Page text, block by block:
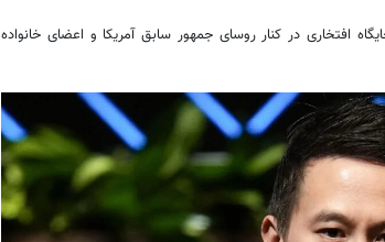
افتخاری در کنار روسای جمهور سابق آمریکا و اعضای خانواده